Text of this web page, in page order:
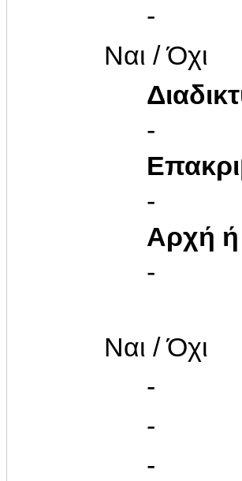
-
Ναι / Όχι
-
-
Αρχή
-
Ναι / Όχι
-
-
-